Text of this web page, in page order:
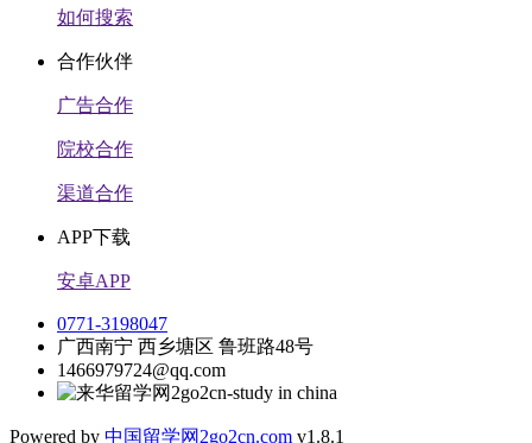
如何搜索
合作伙伴
广告合作
院校合作
渠道合作
APP下载
安卓APP
0771-3198047
广西南宁 西乡塘区 鲁班路48号
1466979724@qq.com
Powered by 中国留学网 2go2cn.com v1.8.1